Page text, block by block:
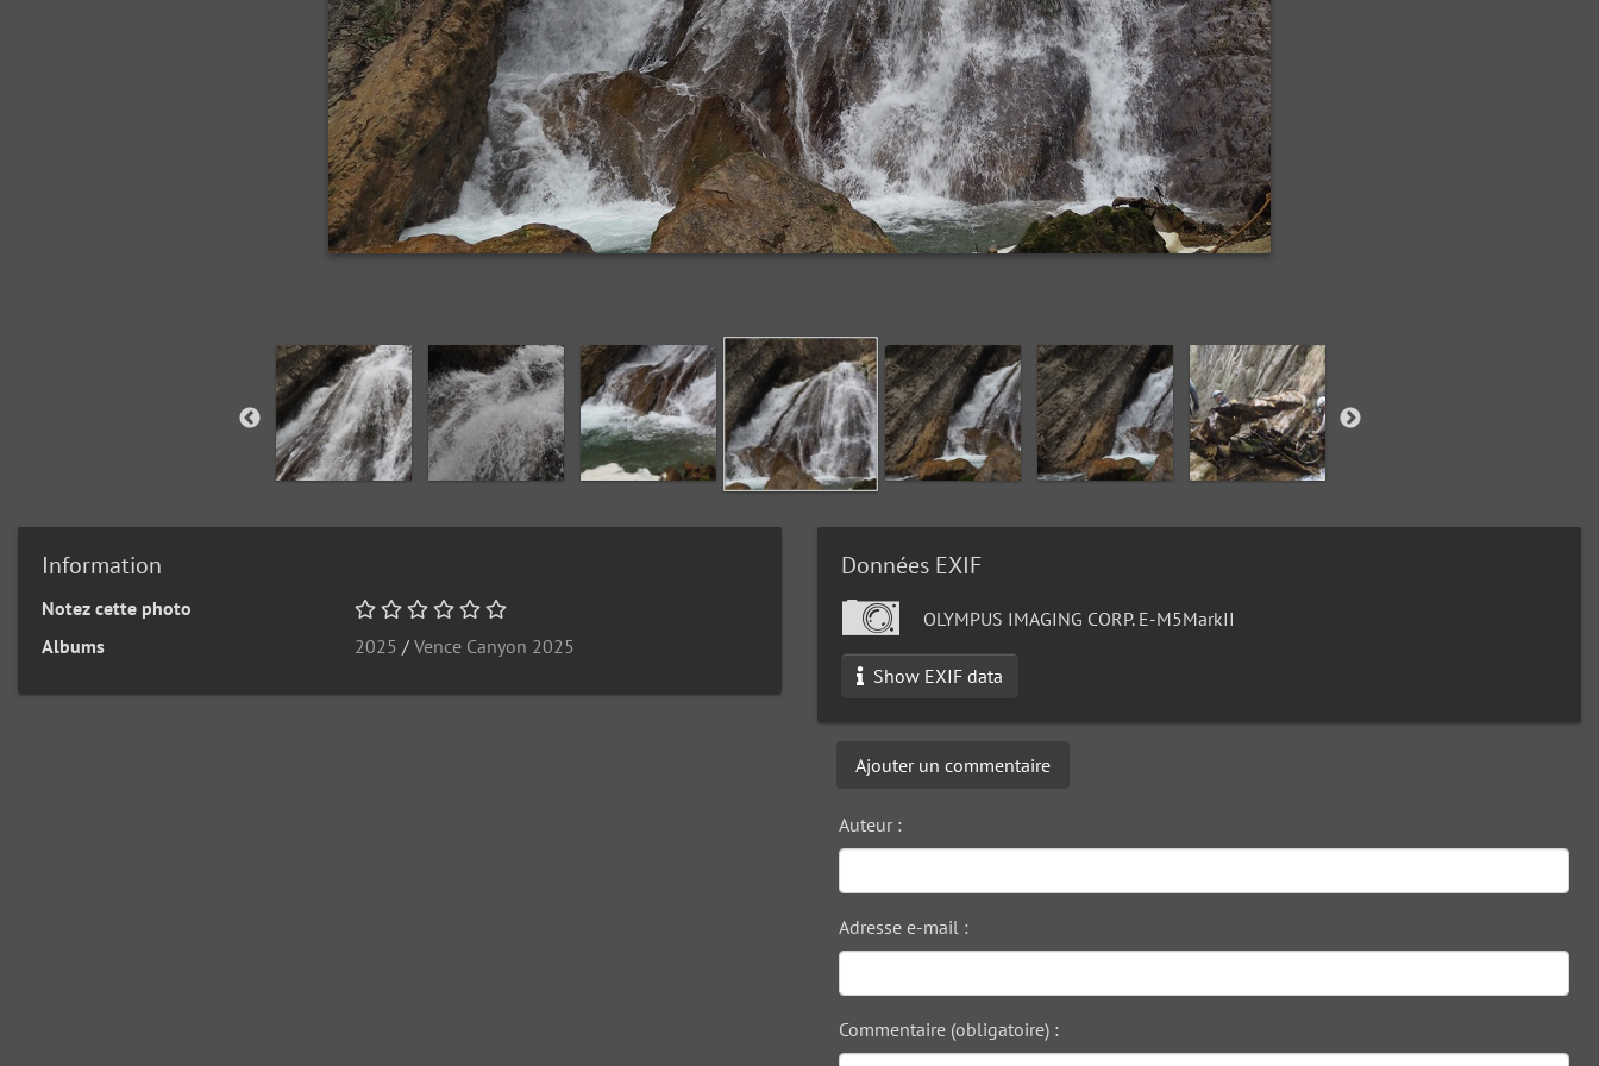
Information
Notez cette photo
Albums
2025 /Vence Canyon 2025
Données EXIF
OLYMPUS IMAGING CORP. E-M5MarkII
Show EXIF data
Ajouter un commentaire
Auteur :
Adresse e-mail :
Commentaire (obligatoire) :